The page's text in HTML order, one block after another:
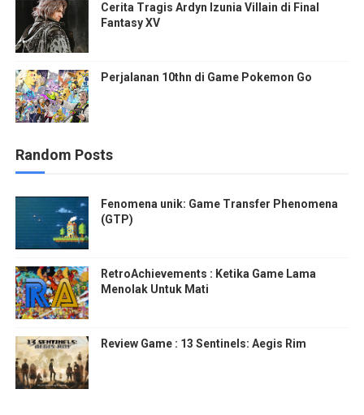
Cerita Tragis Ardyn Izunia Villain di Final
Fantasy XV
Perjalanan 10thn di Game Pokemon Go
Random Posts
Fenomena unik: Game Transfer Phenomena
(GTP)
RetroAchievements : Ketika Game Lama
Menolak Untuk Mati
Review Game : 13 Sentinels: Aegis Rim